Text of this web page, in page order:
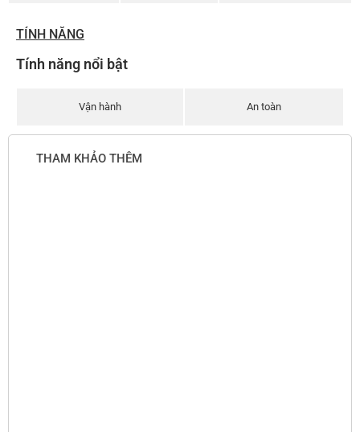
TÍNH NĂNG
Tính năng nổi bật
Vận hành An toàn
THAM KHẢO THÊM